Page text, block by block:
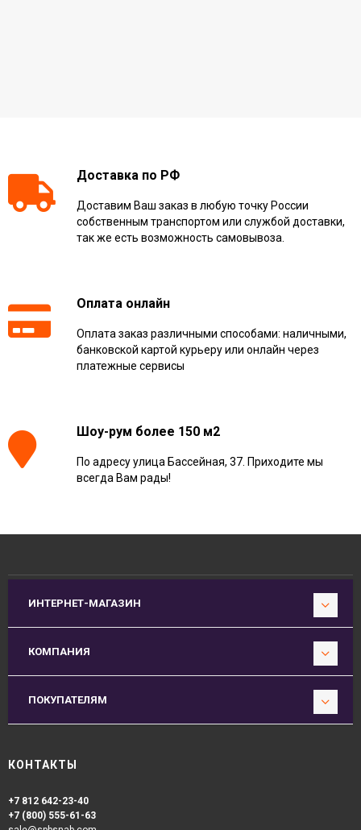
Доставка по РФ
Доставим Ваш заказ в любую точку России
собственным транспортом или службой доставки,
так же есть возможность самовывоза.
Оплата онлайн
Оплата заказ различными способами: наличными,
банковской картой курьеру или онлайн через
платежные сервисы
Шоу-рум более 150 м2
По адресу улица Бассейная, 37. Приходите мы
всегда Вам рады!
ИНТЕРНЕТ-МАГАЗИН
КОМПАНИЯ
ПОКУПАТЕЛЯМ
КОНТАКТЫ
+7 812 642-23-40
+7 (800) 555-61-63